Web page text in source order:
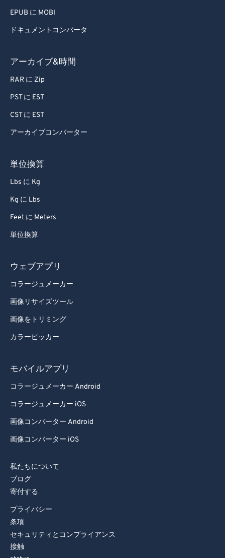
EPUB に MOBI
ドキュメントコンバータ
アーカイブ&時間
RAR に Zip
PST に EST
CST に EST
アーカイブコンバーター
単位換算
Lbs に Kg
Kg に Lbs
Feet に Meters
単位換算
ウェブアプリ
コラージュメーカー
画像リサイズツール
画像をトリミング
カラーピッカー
モバイルアプリ
コラージュメーカー Android
コラージュメーカー iOS
画像コンバーター Android
画像コンバーター iOS
私たちについて
ブログ
寄付する
プライバシー
条項
セキュリティとコンプライアンス
接触